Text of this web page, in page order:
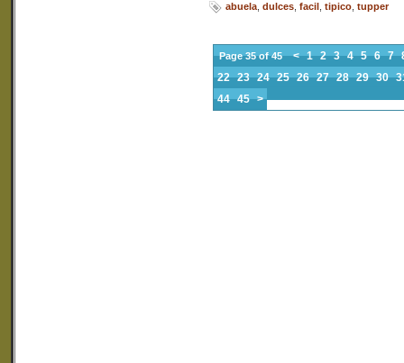
abuela dulces facil tipico tupper
Page 35 of 45 < 1 2 3 4 5 6 7
22 23 24 25 26 27 28 29 30
44 45 >